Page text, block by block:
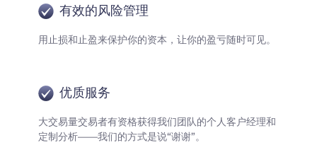
有效的风险管理
用止损和止盈来保护你的资本，让你的盈亏随时可见。
优质服务
大交易量交易者有资格获得我们团队的个人客户经理和
定制分析——我们的方式是说“谢谢”。